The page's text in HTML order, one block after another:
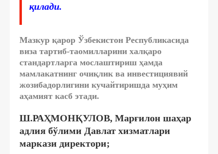
қилади.
Мазкур қарор Ўзбекистон Республикасида
виза тартиб-таомилларини халқаро
стандартларга мослаштириш ҳамда
мамлакатнинг очиқлик ва инвестициявий
жозибадорлигини кучайтиришда муҳим
аҳамият касб этади.
Ш.РАҲМОНҚУЛОВ, Марғилон шаҳар
адлия бўлими Давлат хизматлари
маркази директори;